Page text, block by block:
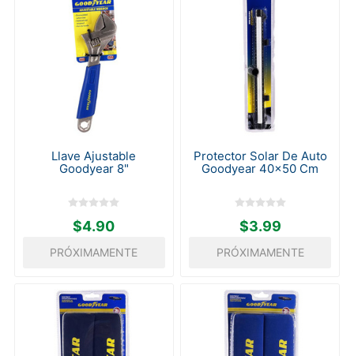
Llave Ajustable
Goodyear 8"
$4.90
PRÓXIMAMENTE
Protector Solar De Auto
Goodyear 40x50 Cm
$3.99
PRÓXIMAMENTE